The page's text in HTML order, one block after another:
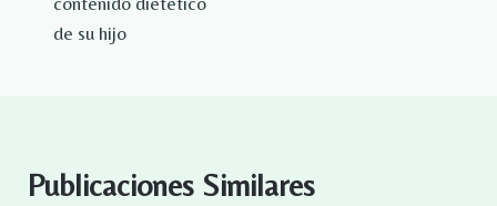
de su hijo
Publicaciones Similares